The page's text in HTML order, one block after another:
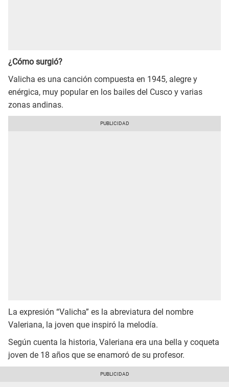
¿Cómo surgió?
Valicha es una canción compuesta en 1945, alegre y
enérgica, muy popular en los bailes del Cusco y varias
zonas andinas.
La expresión “Valicha” es la abreviatura del nombre
Valeriana, la joven que inspiró la melodía.
Según cuenta la historia, Valeriana era una bella y coqueta
joven de 18 años que se enamoró de su profesor.